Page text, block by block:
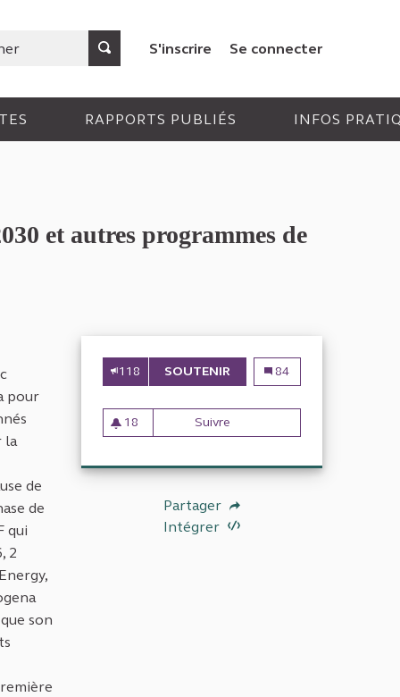
S'inscrire Se connecter
RAPPORTS PUBLIÉS INFOS
et autres programmes de
pour
la
de
de
qui
2
son
118 SOUTENIR FINANCEMENT DES
Financement des
84
18
18 abonnés
Suivre
Partager
Intégrer